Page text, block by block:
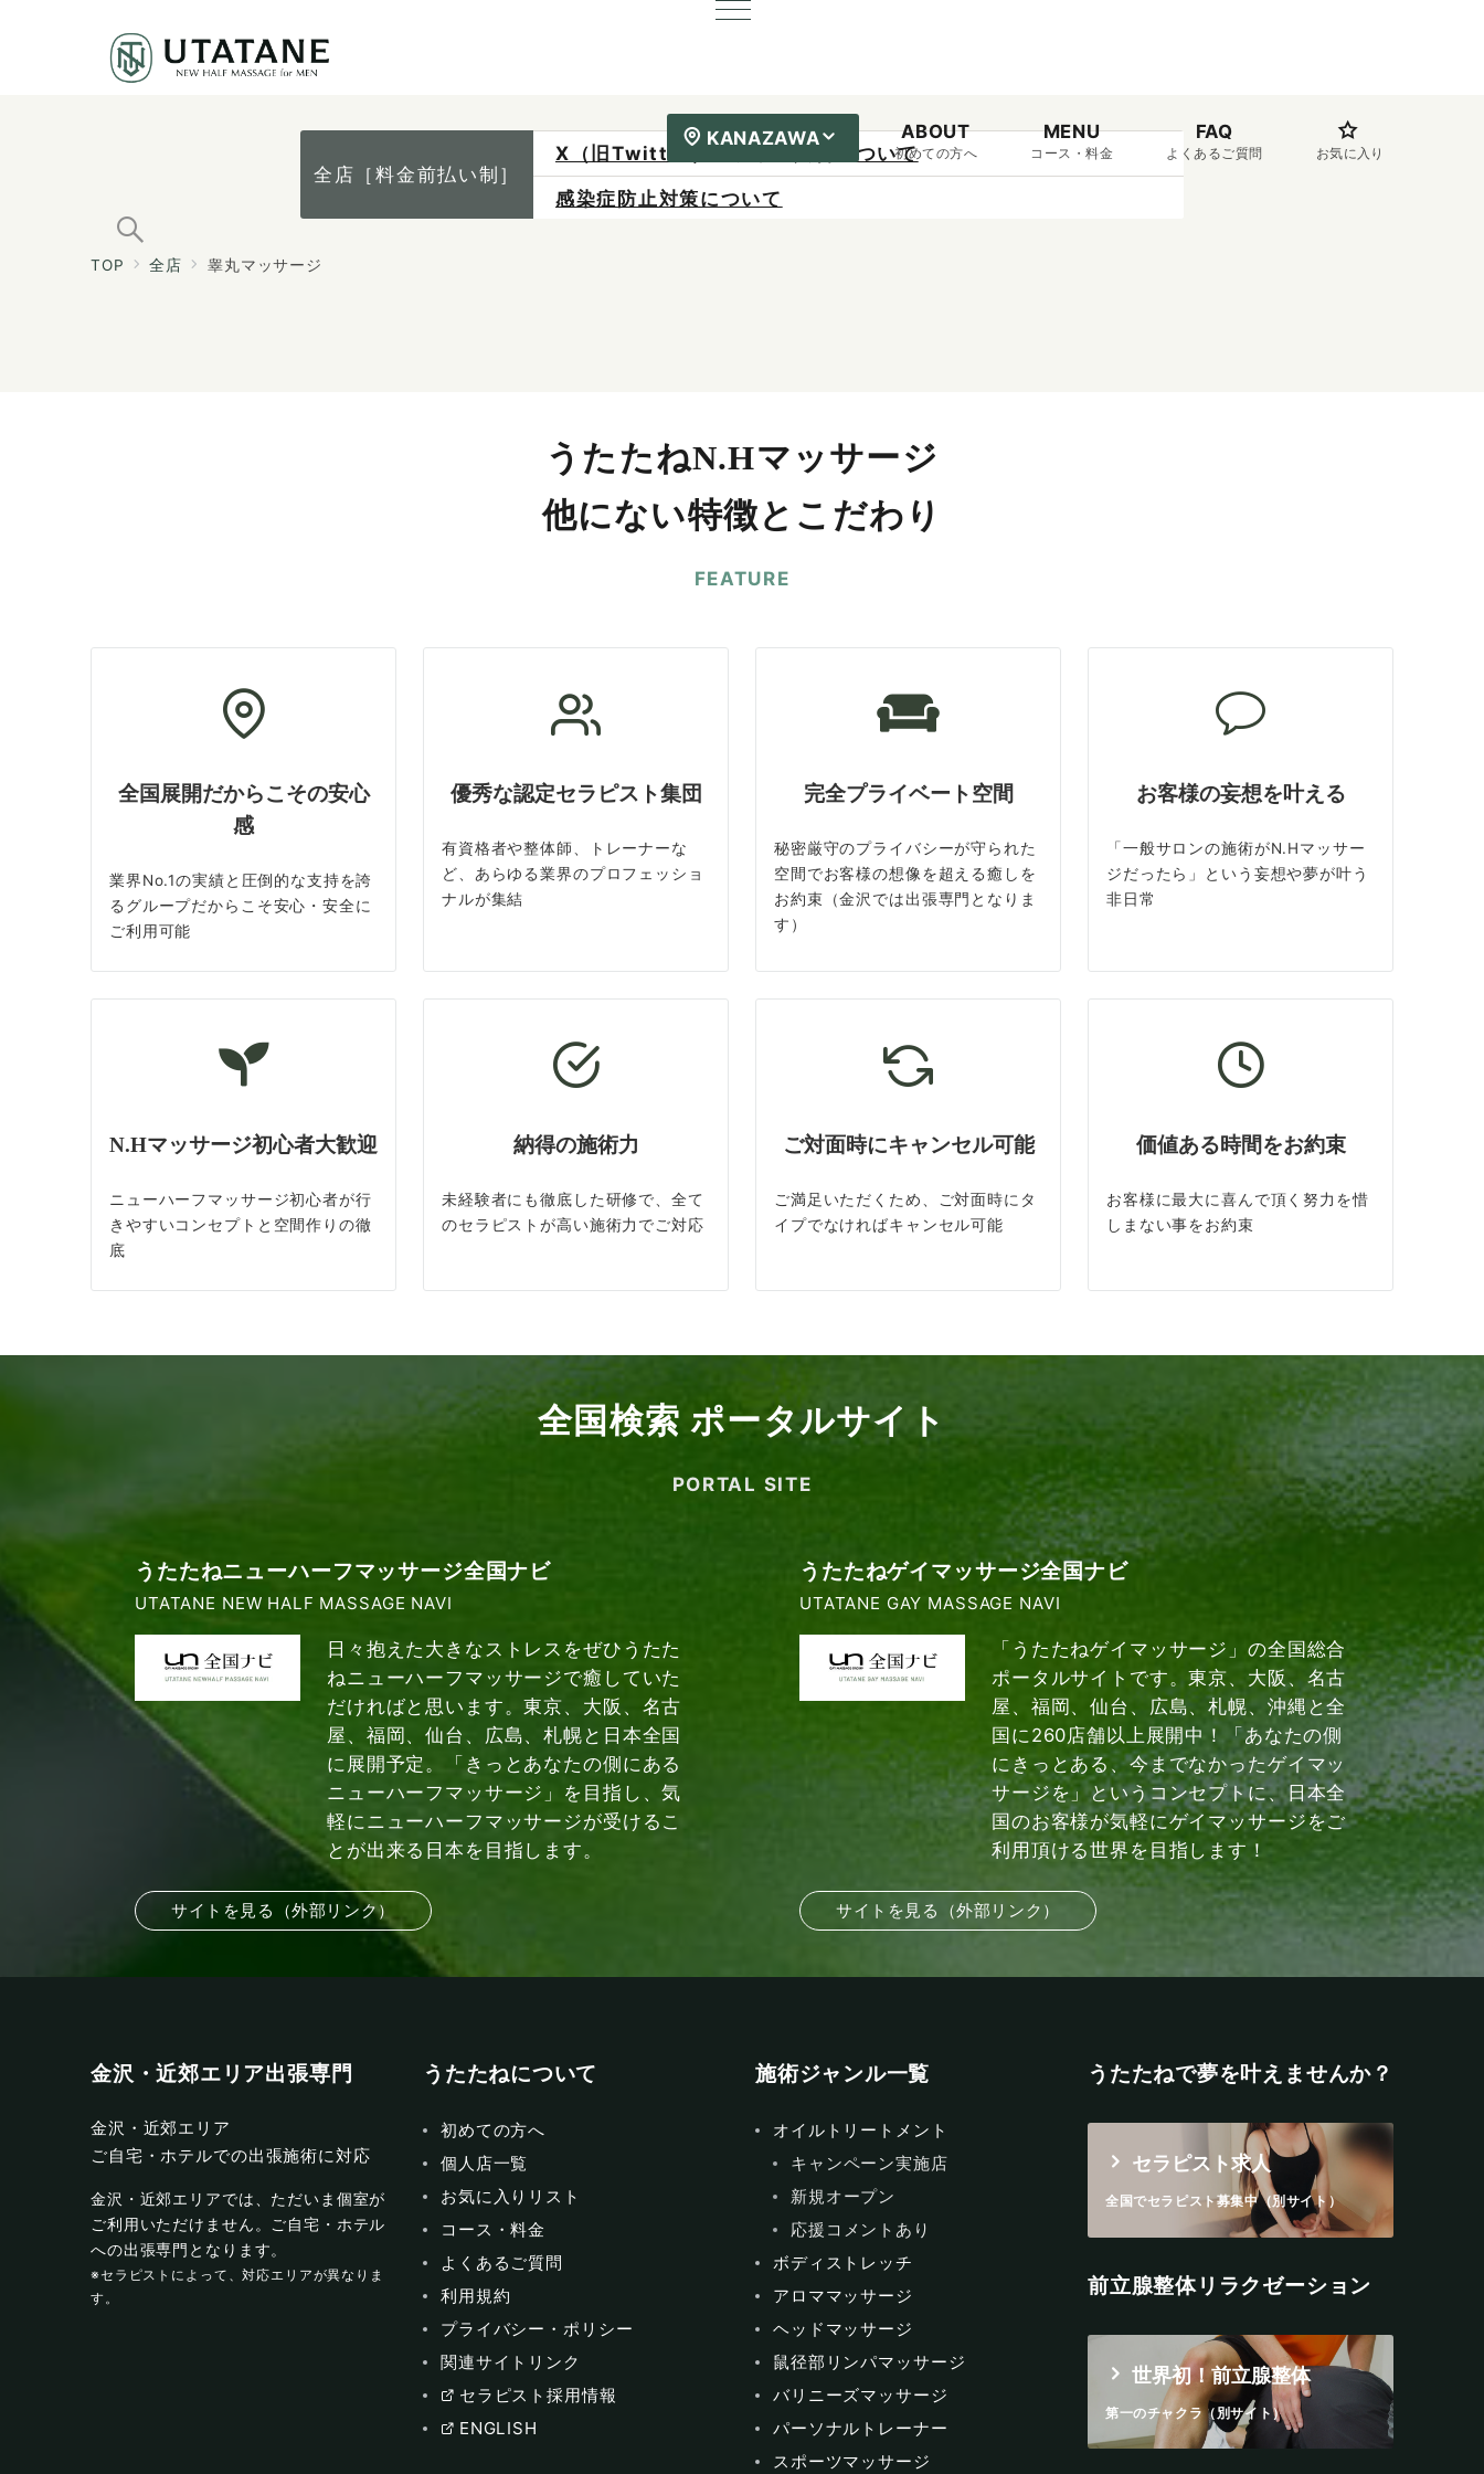
KANAZAWA ABOUT
初めての方へ
MENU
コース・料金
FAQ
よくあるご質問 お気に入り
全店［料金前払い制］
X（旧Twitter）の表示不具合について
感染症防止対策について
TOP 全店 睾丸マッサージ
うたたねN.Hマッサージ
他にない特徴とこだわり
FEATURE
全国展開だからこその安心
感
業界No.1の実績と圧倒的な支持を誇
るグループだからこそ安心・安全に
ご利用可能
優秀な認定セラピスト集団
有資格者や整体師、トレーナーな
ど、あらゆる業界のプロフェッショ
ナルが集結
完全プライベート空間
秘密厳守のプライバシーが守られた
空間でお客様の想像を超える癒しを
お約束（金沢では出張専門となりま
す）
お客様の妄想を叶える
「一般サロンの施術がN.Hマッサー
ジだったら」という妄想や夢が叶う
非日常
N.Hマッサージ初心者大歓迎
ニューハーフマッサージ初心者が行
きやすいコンセプトと空間作りの徹
底
納得の施術力
未経験者にも徹底した研修で、全て
のセラピストが高い施術力でご対応
ご対面時にキャンセル可能
ご満足いただくため、ご対面時にタ
イプでなければキャンセル可能
価値ある時間をお約束
お客様に最大に喜んで頂く努力を惜
しまない事をお約束
全国検索 ポータルサイト
PORTAL SITE
うたたねニューハーフマッサージ全国ナビ
UTATANE NEW HALF MASSAGE NAVI
日々抱えた大きなストレスをぜひうたた
ねニューハーフマッサージで癒していた
だければと思います。東京、大阪、名古
屋、福岡、仙台、広島、札幌と日本全国
に展開予定。「きっとあなたの側にある
ニューハーフマッサージ」を目指し、気
軽にニューハーフマッサージが受けるこ
とが出来る日本を目指します。
サイトを見る（外部リンク）
うたたねゲイマッサージ全国ナビ
UTATANE GAY MASSAGE NAVI
「うたたねゲイマッサージ」の全国総合
ポータルサイトです。東京、大阪、名古
屋、福岡、仙台、広島、札幌、沖縄と全
国に260店舗以上展開中！「あなたの側
にきっとある、今までなかったゲイマッ
サージを」というコンセプトに、日本全
国のお客様が気軽にゲイマッサージをご
利用頂ける世界を目指します！
サイトを見る（外部リンク）
金沢・近郊エリア出張専門
金沢・近郊エリア
ご自宅・ホテルでの出張施術に対応
金沢・近郊エリアでは、ただいま個室が
ご利用いただけません。ご自宅・ホテル
への出張専門となります。
※セラピストによって、対応エリアが異なりま
す。
うたたねについて
初めての方へ
個人店一覧
お気に入りリスト
コース・料金
よくあるご質問
利用規約
プライバシー・ポリシー
関連サイトリンク
セラピスト採用情報
ENGLISH
施術ジャンル一覧
オイルトリートメント
キャンペーン実施店
新規オープン
応援コメントあり
ボディストレッチ
アロママッサージ
ヘッドマッサージ
鼠径部リンパマッサージ
バリニーズマッサージ
パーソナルトレーナー
スポーツマッサージ
うたたねで夢を叶えませんか？
セラピスト求人
全国でセラピスト募集中（別サイト）
前立腺整体リラクゼーション
世界初！前立腺整体
第一のチャクラ（別サイト）